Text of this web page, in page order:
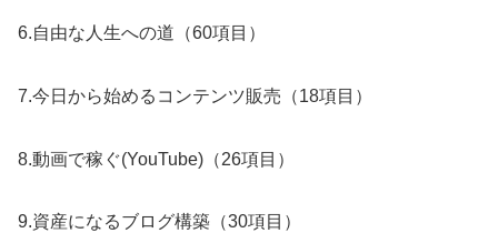
6.自由な人生への道（60項目）
7.今日から始めるコンテンツ販売（18項目）
8.動画で稼ぐ(YouTube)（26項目）
9.資産になるブログ構築（30項目）